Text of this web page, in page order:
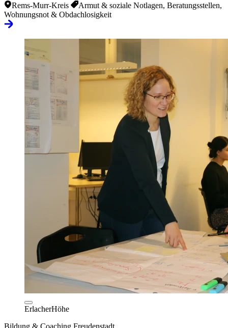
Rems-Murr-Kreis
Armut & soziale Notlagen, Beratungsstellen,
Wohnungsnot & Obdachlosigkeit
ErlacherHöhe
Bildung & Coaching Freudenstadt